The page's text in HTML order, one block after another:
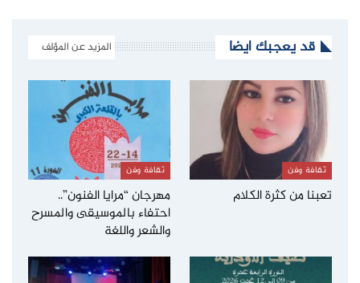
قد يعجبك ايضا المزيد عن المؤلف
ثقافة وفن
تعبنا من كثرة الكلام
ثقافة وفن
مهرجان “مرايا الفنون”..
احتفاء بالموسيقى والمسرح
والشعر واللغة